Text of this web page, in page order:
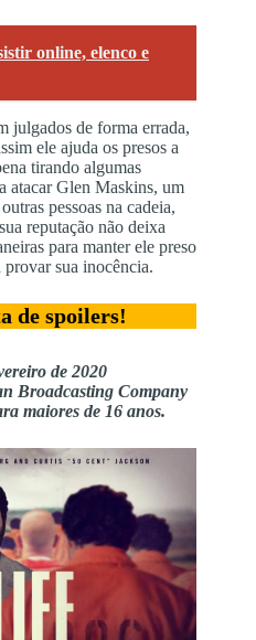
online, elenco e
julgados de forma errada,
ele ajuda os presos a
tirando algumas
atacar Glen Maskins, um
pessoas na cadeia,
reputação não deixa
para manter ele preso
sua inocência.
de spoilers!
de 2020
Broadcasting Company
maiores de 16 anos.